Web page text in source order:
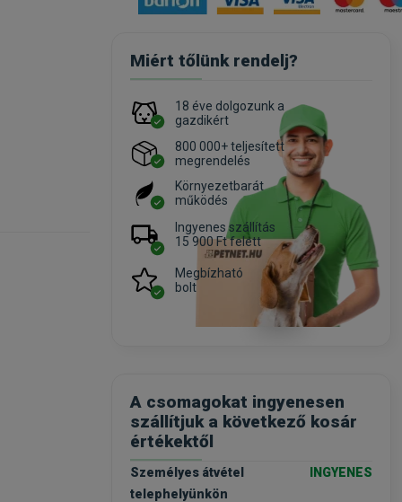
Miért tőlünk rendelj?
18 éve dolgozunk a
gazdikért
800 000+ teljesített
megrendelés
Környezetbarát
működés
Ingyenes szállítás
15 900 Ft felett
Megbízható
bolt
A csomagokat ingyenesen
szállítjuk a következő kosár
értékektől
Személyes átvétel
telephelyünkön
INGYENES